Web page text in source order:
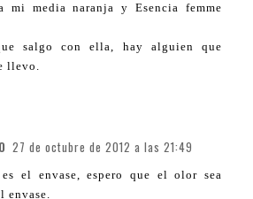
mi media naranja y Esencia femme
salgo con ella, hay alguien que
llevo.
27 de octubre de 2012 a las 21:49
el envase, espero que el olor sea
envase.